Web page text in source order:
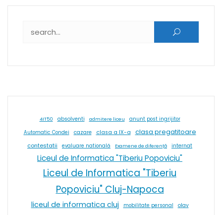
4IT50 absolventi admitere liceu anunt post ingrijitor
Automatic Condei cazare clasa a IX-a clasa pregatitoare
contestatii evaluare natională Examene de diferență internat
Liceul de Informatica "Tiberiu Popoviciu"
Liceul de Informatica "Tiberiu
Popoviciu" Cluj-Napoca
liceul de informatica cluj mobilitate personal
olav